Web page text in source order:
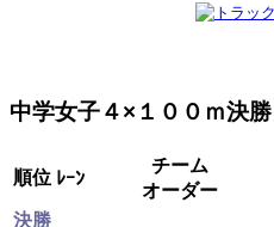
中学女子４×１００ｍ決
順位 ﾚｰﾝ
チーム
オーダー
決勝